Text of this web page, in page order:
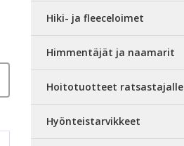
Hiki- ja fleeceloimet
Himmentäjät ja naamarit
Hoitotuotteet ratsastajalle
Hyönteistarvikkeet